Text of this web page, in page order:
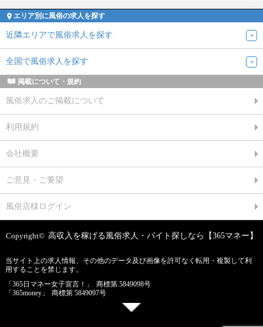
エリア別に風俗の求人を探す
近隣エリアで風俗求人を探す
全国で風俗求人を探す
掲載について・規約
風俗求人のご掲載について
利用規約
会社概要
ご意見・ご要望
風俗店様ログイン
Copyright© 高収入を稼げる風俗求人・バイト探しなら【365マネー】
当サイト上の求人情報、その他のデータ及び画像を許可なく転用・複製して利
用することを禁じます。
「365日マネー女子宣言！」
商標第 5849098号
「365money」
商標第 5849097号